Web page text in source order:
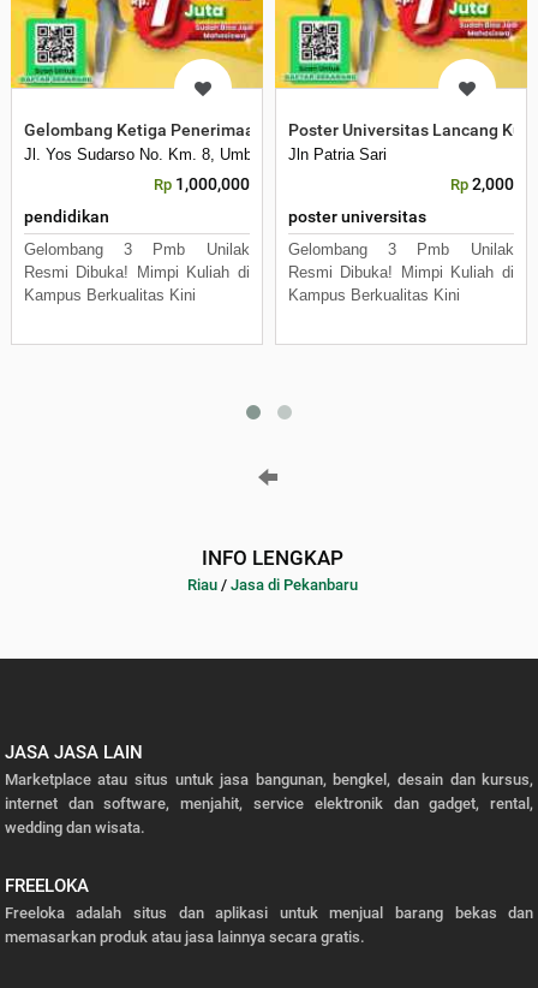
Gelombang Ketiga Penerimaan Mahasiswa Baru
Jl. Yos Sudarso No. Km. 8, Umban Sari, Rumbai, Kota Pekanbaru, Riau
Rp 1,000,000
pendidikan
Gelombang 3 Pmb Unilak
Resmi Dibuka! Mimpi Kuliah di
Kampus Berkualitas Kini
Poster Universitas Lancang
Jln Patria Sari
Rp 2,000
poster universitas
Gelombang 3 Pmb Unilak
Resmi Dibuka! Mimpi Kuliah di
Kampus Berkualitas Kini
INFO LENGKAP
Riau / Jasa di Pekanbaru
JASA JASA LAIN
Marketplace atau situs untuk jasa bangunan, bengkel, desain dan kursus,
internet dan software, menjahit, service elektronik dan gadget, rental,
wedding dan wisata.
FREELOKA
Freeloka adalah situs dan aplikasi untuk menjual barang bekas dan
memasarkan produk atau jasa lainnya secara gratis.